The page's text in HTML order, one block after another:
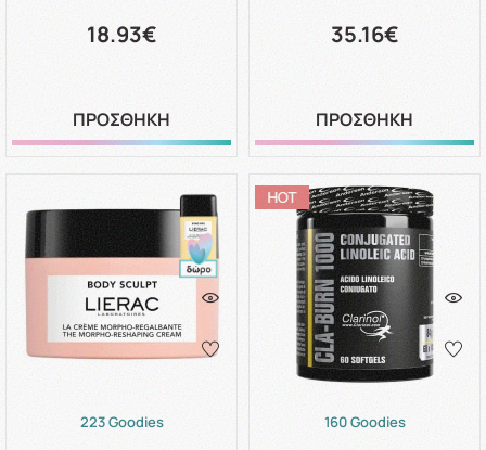
18.93€
ΠΡΟΣΘΗΚΗ
35.16€
ΠΡΟΣΘΗΚΗ
223 Goodies
160 Goodies